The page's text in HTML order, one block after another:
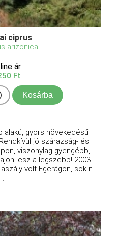
ciprus
arizonica
ár
Ft
Kosárba
alakú, gyors növekedésű
jó szárazság- és
viszonylag gyengébb,
lesz a legszebb! 2003-
volt Egerágon, sok n
...